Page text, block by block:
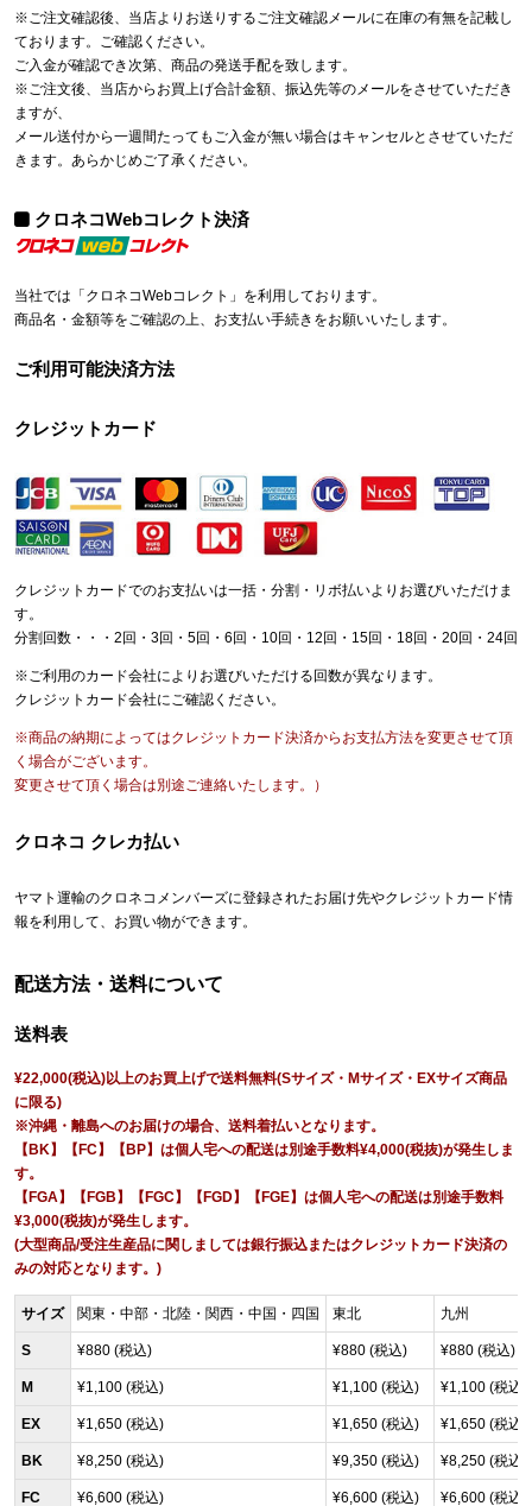
※ご注文確認後、当店よりお送りするご注文確認メールに在庫の有無を記載し
ております。ご確認ください。
ご入金が確認でき次第、商品の発送手配を致します。
※ご注文後、当店からお買上げ合計金額、振込先等のメールをさせていただき
ますが、
メール送付から一週間たってもご入金が無い場合はキャンセルとさせていただ
きます。あらかじめご了承ください。
クロネコWebコレクト決済
当社では「クロネコWebコレクト」を利用しております。
商品名・金額等をご確認の上、お支払い手続きをお願いいたします。
ご利用可能決済方法
クレジットカード
クレジットカードでのお支払いは一括・分割・リボ払いよりお選びいただけま
す。
分割回数・・・2回・3回・5回・6回・10回・12回・15回・18回・20回・24回
※ご利用のカード会社によりお選びいただける回数が異なります。
クレジットカード会社にご確認ください。
※商品の納期によってはクレジットカード決済からお支払方法を変更させて頂
く場合がございます。
変更させて頂く場合は別途ご連絡いたします。）
クロネコ クレカ払い
ヤマト運輸のクロネコメンバーズに登録されたお届け先やクレジットカード情
報を利用して、お買い物ができます。
配送方法・送料について
送料表
¥22,000(税込)以上のお買上げで送料無料(Sサイズ・Mサイズ・EXサイズ商品
に限る)
※沖縄・離島へのお届けの場合、送料着払いとなります。
【BK】【FC】【BP】は個人宅への配送は別途手数料¥4,000(税抜)が発生しま
す。
【FGA】【FGB】【FGC】【FGD】【FGE】は個人宅への配送は別途手数料
¥3,000(税抜)が発生します。
(大型商品/受注生産品に関しましては銀行振込またはクレジットカード決済の
みの対応となります。)
サイズ 関東・中部・北陸・関西・中国・四国 東北 九州
S ¥880 (税込) ¥880 (税込) ¥880 (税込)
M ¥1,100 (税込) ¥1,100 (税込) ¥1,100 (税込)
EX ¥1,650 (税込) ¥1,650 (税込) ¥1,650 (税込)
BK ¥8,250 (税込) ¥9,350 (税込) ¥8,250 (税込)
FC ¥6,600 (税込) ¥6,600 (税込) ¥6,600 (税込)